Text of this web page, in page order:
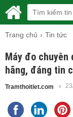
Trang chủ Tin tức
Máy đo chuyên
hãng, đáng tin
Tramthoitiet.com